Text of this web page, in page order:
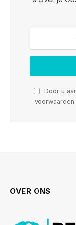
Door u
voorwaarden
OVER ONS